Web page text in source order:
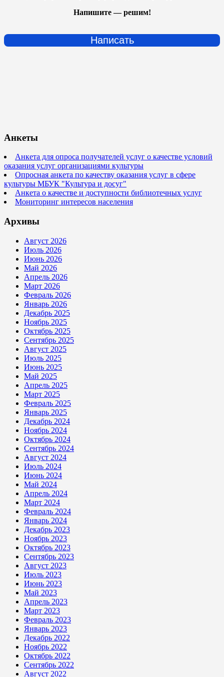
Напишите — решим!
Написать
Анкеты
Анкета для опроса получателей услуг о качестве условий
оказания услуг организациями культуры
Опросная анкета по качеству оказания услуг в сфере
культуры МБУК "Культура и досуг"
Анкета о качестве и доступности библиотечных услуг
Мониторинг интересов населения
Архивы
Август 2026
Июль 2026
Июнь 2026
Май 2026
Апрель 2026
Март 2026
Февраль 2026
Январь 2026
Декабрь 2025
Ноябрь 2025
Октябрь 2025
Сентябрь 2025
Август 2025
Июль 2025
Июнь 2025
Май 2025
Апрель 2025
Март 2025
Февраль 2025
Январь 2025
Декабрь 2024
Ноябрь 2024
Октябрь 2024
Сентябрь 2024
Август 2024
Июль 2024
Июнь 2024
Май 2024
Апрель 2024
Март 2024
Февраль 2024
Январь 2024
Декабрь 2023
Ноябрь 2023
Октябрь 2023
Сентябрь 2023
Август 2023
Июль 2023
Июнь 2023
Май 2023
Апрель 2023
Март 2023
Февраль 2023
Январь 2023
Декабрь 2022
Ноябрь 2022
Октябрь 2022
Сентябрь 2022
Август 2022